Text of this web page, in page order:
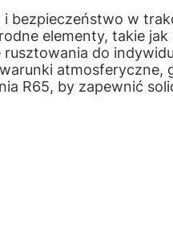
bezpieczeństwo w
elementy, takie jak
do
atmosferyczne,
R65, by zapewnić